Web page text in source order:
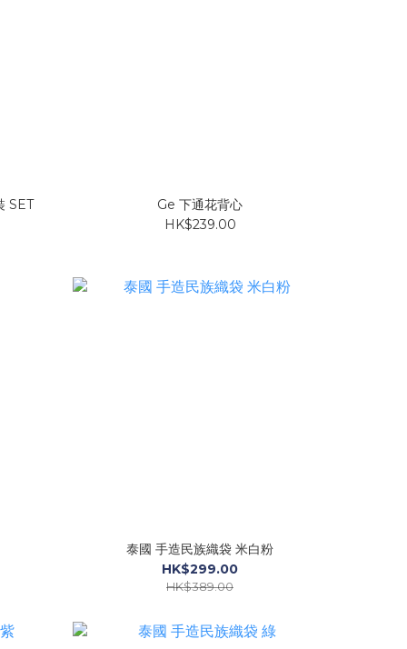
SET
Ge 下通花背心
HK$239.00
泰國 手造民族織袋 米白粉
HK$299.00
HK$389.00